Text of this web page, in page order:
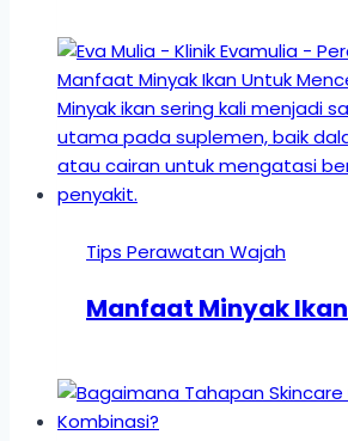
Tips Perawatan Wajah
Manfaat Minyak Ikan